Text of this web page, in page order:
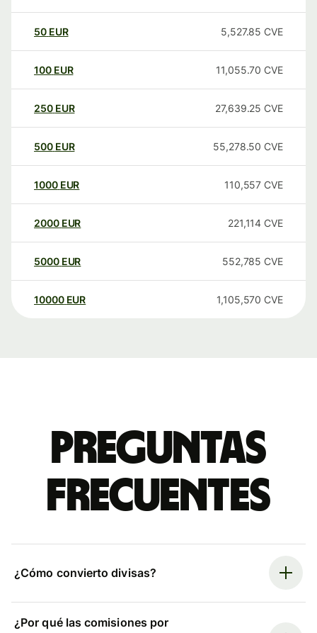
50 EUR 5,527.85 CVE
100 EUR 11,055.70 CVE
250 EUR 27,639.25 CVE
500 EUR 55,278.50 CVE
1000 EUR 110,557 CVE
2000 EUR 221,114 CVE
5000 EUR 552,785 CVE
10000 EUR 1,105,570 CVE
Preguntas
frecuentes
¿Cómo convierto divisas?
¿Por qué las comisiones por